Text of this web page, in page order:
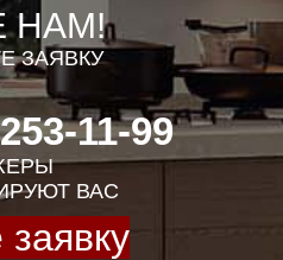
НАМ!
ЗАЯВКУ
253-11-99
ВАС